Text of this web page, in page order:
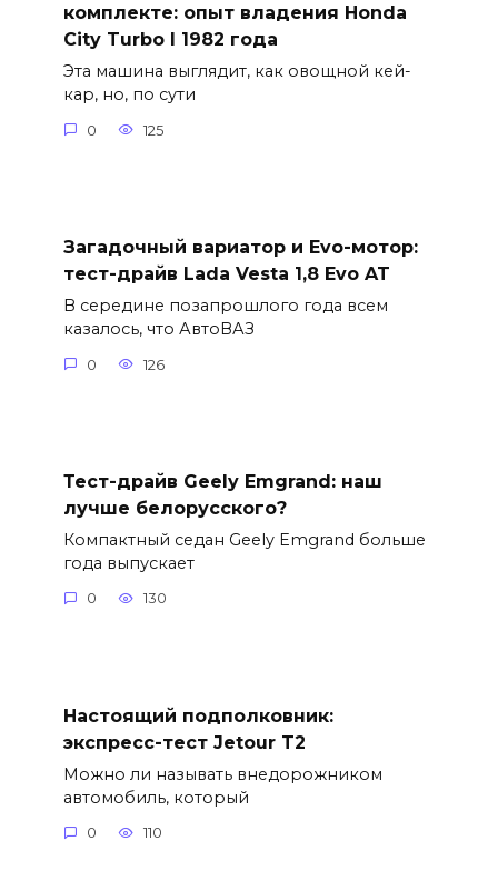
комплекте: опыт владения Honda
City Turbo I 1982 года
Эта машина выглядит, как овощной кей-
кар, но, по сути
0 125
Загадочный вариатор и Evo-мотор:
тест-драйв Lada Vesta 1,8 Evo AT
В середине позапрошлого года всем
казалось, что АвтоВАЗ
0 126
Тест-драйв Geely Emgrand: наш
лучше белорусского?
Компактный седан Geely Emgrand больше
года выпускает
0 130
Настоящий подполковник:
экспресс-тест Jetour T2
Можно ли называть внедорожником
автомобиль, который
0 110